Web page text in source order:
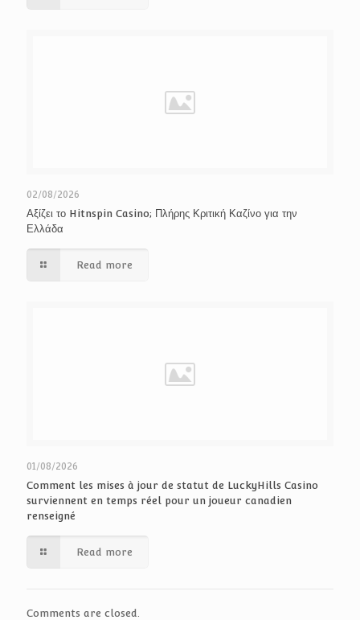
02/08/2026
Αξίζει το Hitnspin Casino; Πλήρης Κριτική Καζίνο για την
Ελλάδα
Read more
01/08/2026
Comment les mises à jour de statut de LuckyHills Casino
surviennent en temps réel pour un joueur canadien
renseigné
Read more
Comments are closed.